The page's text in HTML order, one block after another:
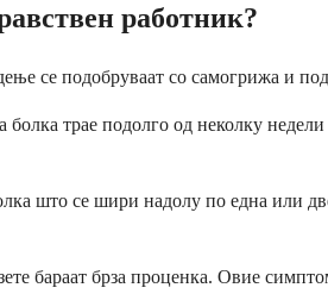
работник?
се подобруваат со самогрижа и
болка трае подолго од неколку
што се шири надолу по една или
бараат брза проценка. Овие